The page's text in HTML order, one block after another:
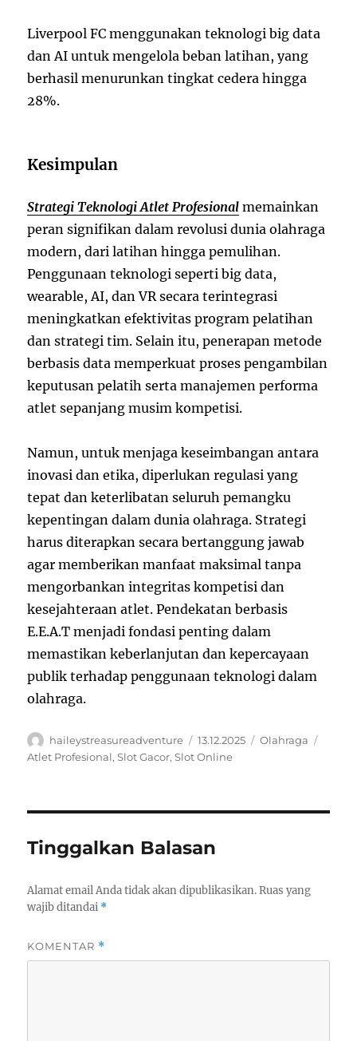
Liverpool FC menggunakan teknologi big data
dan AI untuk mengelola beban latihan, yang
berhasil menurunkan tingkat cedera hingga
28%.
Kesimpulan
Strategi Teknologi Atlet Profesional memainkan
peran signifikan dalam revolusi dunia olahraga
modern, dari latihan hingga pemulihan.
Penggunaan teknologi seperti big data,
wearable, AI, dan VR secara terintegrasi
meningkatkan efektivitas program pelatihan
dan strategi tim. Selain itu, penerapan metode
berbasis data memperkuat proses pengambilan
keputusan pelatih serta manajemen performa
atlet sepanjang musim kompetisi.
Namun, untuk menjaga keseimbangan antara
inovasi dan etika, diperlukan regulasi yang
tepat dan keterlibatan seluruh pemangku
kepentingan dalam dunia olahraga. Strategi
harus diterapkan secara bertanggung jawab
agar memberikan manfaat maksimal tanpa
mengorbankan integritas kompetisi dan
kesejahteraan atlet. Pendekatan berbasis
E.E.A.T menjadi fondasi penting dalam
memastikan keberlanjutan dan kepercayaan
publik terhadap penggunaan teknologi dalam
olahraga.
Author
haileystreasureadventure
Posted
on
13.12.2025 Categories
Olahraga
Atlet Profesional,Slot Gacor,Slot Online
Tinggalkan Balasan
Alamat email Anda tidak akan dipublikasikan. Ruas yang
wajib ditandai *
KOMENTAR *